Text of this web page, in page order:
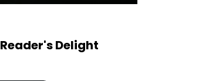
Reader's Delight